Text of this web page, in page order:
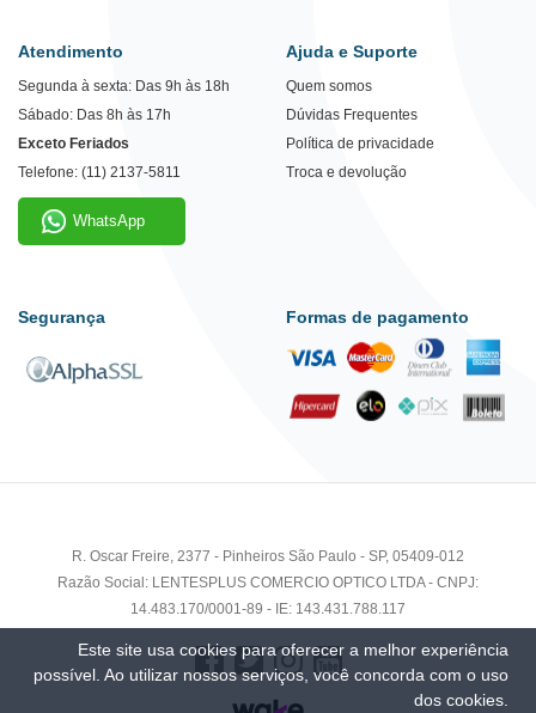
Atendimento
Segunda à sexta: Das 9h às 18h
Sábado: Das 8h às 17h
Exceto Feriados
Telefone: (11) 2137-5811
WhatsApp
Ajuda e Suporte
Quem somos
Dúvidas Frequentes
Política de privacidade
Troca e devolução
Segurança Formas de pagamento
R. Oscar Freire, 2377 - Pinheiros São Paulo - SP, 05409-012
Razão Social: LENTESPLUS COMERCIO OPTICO LTDA - CNPJ:
14.483.170/0001-89 - IE: 143.431.788.117
Este site usa cookies para oferecer a melhor experiência
possível. Ao utilizar nossos serviços, você concorda com o uso
dos cookies.